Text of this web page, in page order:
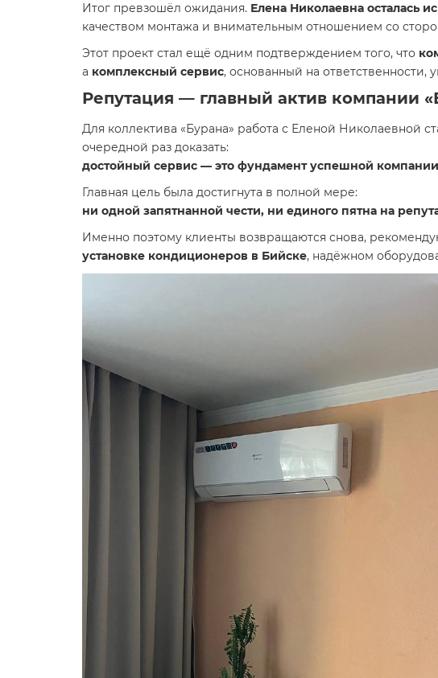
Итог превзошёл ожидания. Елена Николаевна осталась
качеством монтажа и внимательным отношением со
Этот проект стал ещё одним подтверждением того, что
а комплексный сервис, основанный на ответственности,
Репутация — главный актив компании
Для коллектива «Бурана» работа с Еленой Николаевной
очередной раз доказать:
достойный сервис — это фундамент успешной компании
Главная цель была достигнута в полной мере:
ни одной запятнанной чести, ни единого пятна на
Именно поэтому клиенты возвращаются снова,
установке кондиционеров в Бийске, надёжном